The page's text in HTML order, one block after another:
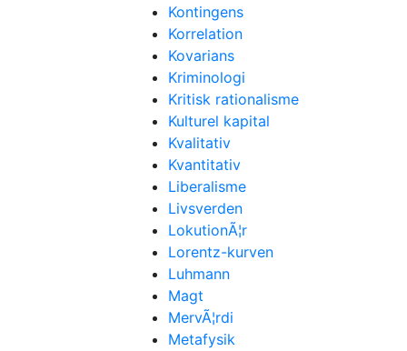
Kontingens
Korrelation
Kovarians
Kriminologi
Kritisk rationalisme
Kulturel kapital
Kvalitativ
Kvantitativ
Liberalisme
Livsverden
LokutionÃ¦r
Lorentz-kurven
Luhmann
Magt
MervÃ¦rdi
Metafysik